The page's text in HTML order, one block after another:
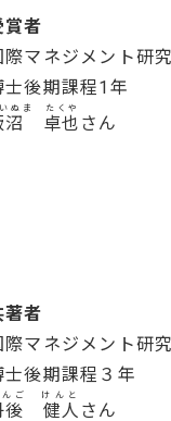
賞者
際マネジメント研
士後期課程1年
沼 卓也
ぬま たくや
さん
著者
際マネジメント研
士後期課程３年
後 健人
んご けんと
さん